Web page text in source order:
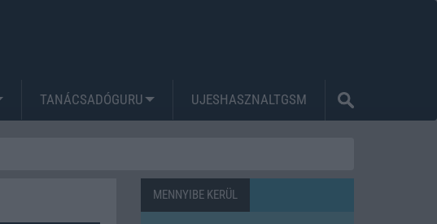
TANÁCSADÓGURU UJESHASZNALTGSM
MENNYIBE KERÜL